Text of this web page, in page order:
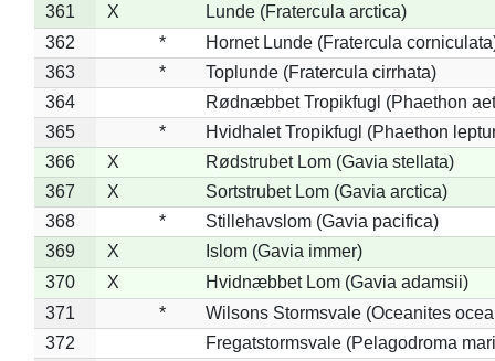
361
X
Lunde (Fratercula arctica)
362
*
Hornet Lunde (Fratercula
363
*
Toplunde (Fratercula cirrhata)
364
Rødnæbbet Tropikfugl (Phaethon
365
*
Hvidhalet Tropikfugl (Phaethon
366
X
Rødstrubet Lom (Gavia stellata)
367
X
Sortstrubet Lom (Gavia arctica)
368
*
Stillehavslom (Gavia pacifica)
369
X
Islom (Gavia immer)
370
X
Hvidnæbbet Lom (Gavia adamsii)
371
*
Wilsons Stormsvale (Oceanites
372
Fregatstormsvale (Pelagodroma